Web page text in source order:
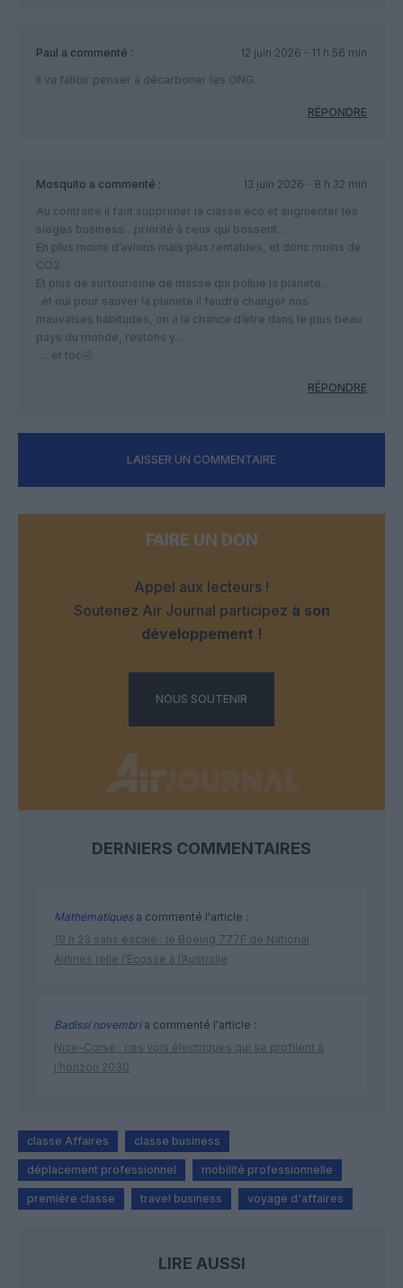
Paul a commenté :
12 juin 2026 - 11 h 56 min
Il va falloir penser à décarboner les ONG….
RÉPONDRE
Mosquito a commenté :
13 juin 2026 - 8 h 32 min
Au contraire il faut supprimer la classe eco et augmenter les
sieges business…priorité à ceux qui bossent…
En plus moins d’avions mais plus rentables, et donc moins de
CO2
Et plus de surtourisme de masse qui pollue la planete…
..et oui pour sauver la planete il faudra changer nos
mauvaises habitudes, on a la chance d’etre dans le plus beau
pays du monde, restons y…
…..et toc🤣
RÉPONDRE
LAISSER UN COMMENTAIRE
FAIRE UN DON
Appel aux lecteurs !
Soutenez Air Journal participez à son
développement !
NOUS SOUTENIR
DERNIERS COMMENTAIRES
Mathématiquesa commenté l'article :
19 h 23 sans escale : le Boeing 777F de National
Airlines relie l’Écosse à l’Australie
Badissi novembria commenté l'article :
Nice–Corse : ces vols électriques qui se profilent à
l’horizon 2030
classe Affaires classe business
déplacement professionnel mobilité professionnelle
première classe travel business voyage d'affaires
LIRE AUSSI